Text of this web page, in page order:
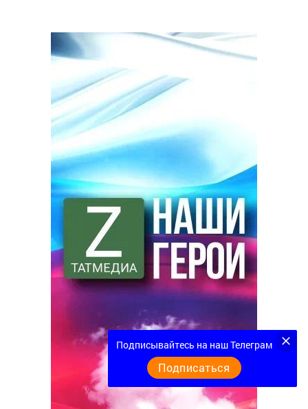
Подписывайтесь на наш Телеграм
Подписаться